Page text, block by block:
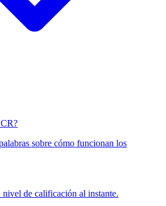
sobre cómo funcionan los
de calificación al instante.